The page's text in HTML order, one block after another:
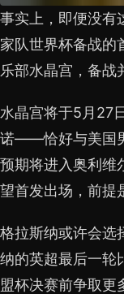
事实上，即便没有
家队世界杯备战的
乐部水晶宫，备战
水晶宫将于5月27
诺——恰好与美国
预期将进入奥利维
望首发出场，前提
格拉斯纳或许会选
纳的英超最后一轮
盟杯决赛前争取更